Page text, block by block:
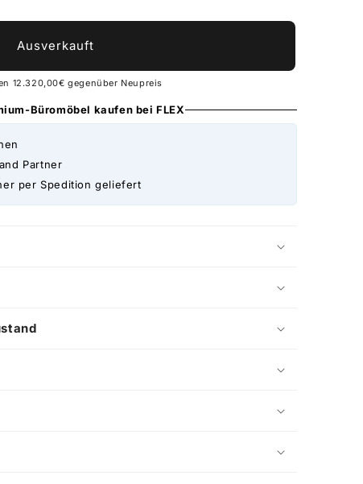
Ausverkauft
12.320,00€ gegenüber Neupreis
Büromöbel kaufen bei FLEX
Partner
per Spedition geliefert